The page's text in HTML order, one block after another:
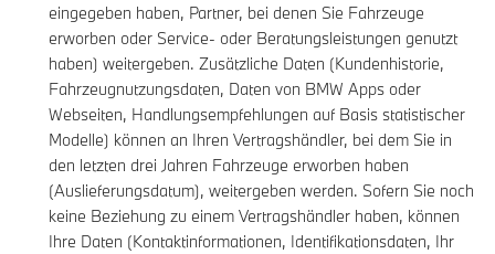
eingegeben haben, Partner, bei denen Sie Fahrzeuge
erworben oder Service- oder Beratungsleistungen genutzt
haben) weitergeben. Zusätzliche Daten (Kundenhistorie,
Fahrzeugnutzungsdaten, Daten von BMW Apps oder
Webseiten, Handlungsempfehlungen auf Basis statistischer
Modelle) können an Ihren Vertragshändler, bei dem Sie in
den letzten drei Jahren Fahrzeuge erworben haben
(Auslieferungsdatum), weitergeben werden. Sofern Sie noch
keine Beziehung zu einem Vertragshändler haben, können
Ihre Daten (Kontaktinformationen, Identifikationsdaten, Ihr